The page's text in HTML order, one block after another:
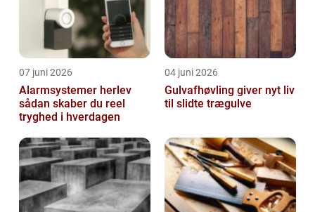
07 juni 2026
Alarmsystemer herlev
sådan skaber du reel
tryghed i hverdagen
04 juni 2026
Gulvafhøvling giver nyt liv
til slidte trægulve